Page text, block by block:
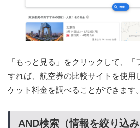
「もっと見る」をクリックして、「
すれば、航空券の比較サイトを使用
ケット料金を調べることができます。
AND検索（情報を絞り込み